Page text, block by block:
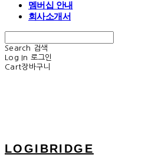
멤버십 안내
회사소개서
Search
검색
Log In 로그인
Cart장바구니
LOGIBRIDGE